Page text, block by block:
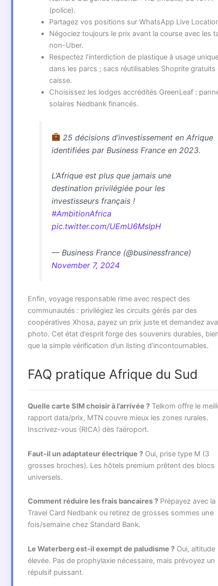
(police).
Partagez vos positions sur WhatsApp Live
Négociez toujours le prix avant la course avec les
non-Uber.
Respectez l’interdiction de plastique à usage
dans les parcs ; sacs réutilisables Shoprite gratuits
caisse.
Choisissez les lodges accrédités GreenLeaf :
solaires Nedbank financés.
25 décisions d’investissement en Afrique
identifiées par Business France en 2023.
L’Afrique est plus que jamais une
destination privilégiée pour les
investisseurs français !
#AmbitionAfrica
pic.twitter.com/UEmU6MsIpH
— Business France (@businessfrance)
November 7, 2024
Enfin, voyage responsable rime avec respect des
communautés : privilégiez les circuits gérés par des
coopératives Xhosa, payez un prix juste et demandez
photo. Cet état d’esprit forge des souvenirs durables,
que la simple vérification d’un listing d’incontournables.
FAQ pratique Afrique du Sud
Quelle carte SIM choisir à l’arrivée ?Telkom offre le
rapport data/prix, MTN couvre mieux les zones rurales.
Inscrivez-vous (RICA) dès l’aéroport.
Faut-il un adaptateur électrique ?Oui, prise type M (3
grosses broches). Les hôtels premium prêtent des blocs
universels.
Comment réduire les frais bancaires ?Prépayez avec la
Travel Card Nedbank ou retirez de grosses sommes une
fois/semaine chez Standard Bank.
Le Waterberg est-il exempt de paludisme ?Oui, altitude
élevée. Pas de prophylaxie nécessaire, mais prévoyez un
répulsif puissant.